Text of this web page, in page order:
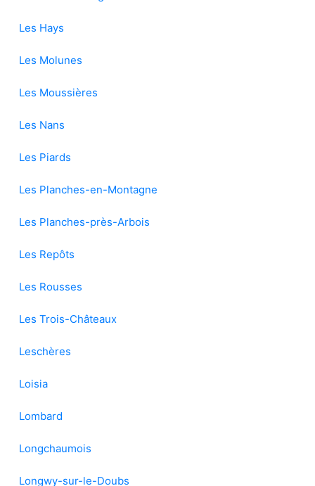
Les Hays
Les Molunes
Les Moussières
Les Nans
Les Piards
Les Planches-en-Montagne
Les Planches-près-Arbois
Les Repôts
Les Rousses
Les Trois-Châteaux
Leschères
Loisia
Lombard
Longchaumois
Longwy-sur-le-Doubs